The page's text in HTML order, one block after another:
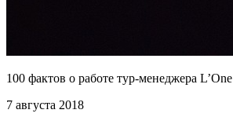
100 фактов о работе тур-менеджера L’One
7 августа 2018